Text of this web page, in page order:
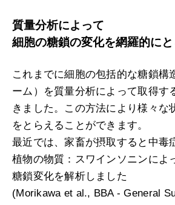
質量分析によって
細胞の糖鎖の変化を網羅的に
これまでに細胞の包括的な糖鎖構
ーム）を質量分析によって取得す
きました。この方法により様々な
をとらえることができます。
最近では、家畜が摂取すると中毒
植物の物質：スワインソニンによ
糖鎖変化を解析しました
(Morikawa et al., BBA - General